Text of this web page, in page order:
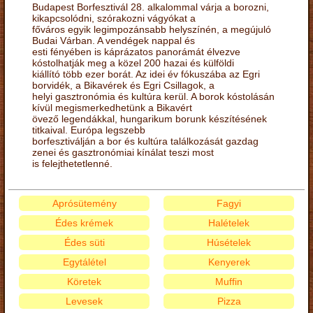
Budapest Borfesztivál 28. alkalommal várja a borozni,
kikapcsolódni, szórakozni vágyókat a
főváros egyik legimpozánsabb helyszínén, a megújuló
Budai Várban. A vendégek nappal és
esti fényében is káprázatos panorámát élvezve
kóstolhatják meg a közel 200 hazai és külföldi
kiállító több ezer borát. Az idei év fókuszába az Egri
borvidék, a Bikavérek és Egri Csillagok, a
helyi gasztronómia és kultúra kerül. A borok kóstolásán
kívül megismerkedhetünk a Bikavért
övező legendákkal, hungarikum borunk készítésének
titkaival. Európa legszebb
borfesztiválján a bor és kultúra találkozását gazdag
zenei és gasztronómiai kínálat teszi most
is felejthetetlenné.
Aprósütemény
Édes krémek
Édes süti
Egytálétel
Fagyi
Halételek
Húsételek
Kenyerek
Köretek
Levesek
Muffin
Pizza